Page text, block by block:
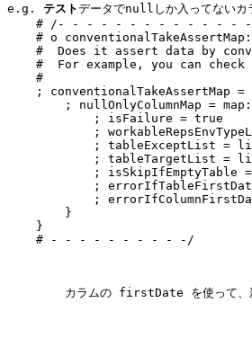
e.g. テストデータでnullしか入ってない
# /- - - - - - - - - - - - -
# o
#  Does it assert data by
#  For example, you can check
    #
    ; conventionalTakeAssertMap =
        ;
nullOnlyColumnMap = map:
            ; isFailure =
true
;
            ; tableExceptList =
            ; tableTargetList =
            ; isSkipIfEmptyTable =
;
;
        }
    }
# - - - - - - - - - -/